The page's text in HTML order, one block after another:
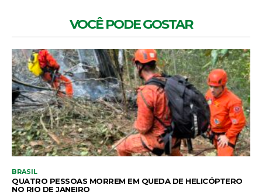
VOCÊ PODE GOSTAR
BRASIL
QUATRO PESSOAS MORREM EM QUEDA DE HELICÓPTERO
NO RIO DE JANEIRO